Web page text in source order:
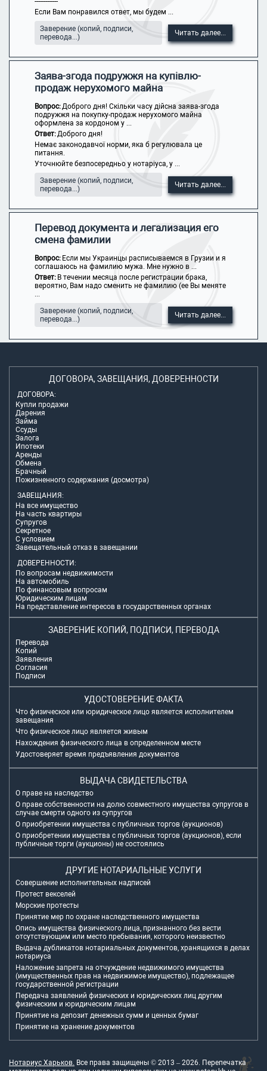
Если Вам понравился ответ, мы будем ...
Заверение (копий, подписи,
перевода...)
Читать далее...
Заява-згода подружжя на купівлю-
продаж нерухомого майна
Вопрос:Доброго дня! Скільки часу дійсна заява-згода
подружжя на покупку-продаж нерухомого майна
оформлена за кордоном у ...
Ответ:Доброго дня!
Немає законодавчої норми, яка б регулювала це
питання.
Уточнюйте безпосередньо у нотаріуса, у ...
Заверение (копий, подписи,
перевода...)
Читать далее...
Перевод документа и легализация его
смена фамилии
Вопрос: Если мы Украинцы расписываемся в Грузии и я
соглашаюсь на фамилию мужа. Мне нужно в ...
Ответ: В течении месяца после регистрации брака,
вероятно, Вам надо сменить не фамилию (ее Вы меняте
...
Заверение (копий, подписи,
перевода...)
Читать далее...
ДОГОВОРА, ЗАВЕЩАНИЯ, ДОВЕРЕННОСТИ
ДОГОВОРА:
Купли продажи
Дарения
Займа
Ссуды
Залога
Ипотеки
Аренды
Обмена
Брачный
Пожизненного содержания (досмотра)
ЗАВЕЩАНИЯ:
На все имущество
На часть квартиры
Супругов
Секретное
С условием
Завещательный отказ в завещании
ДОВЕРЕННОСТИ:
По вопросам недвижимости
На автомобиль
По финансовым вопросам
Юридическим лицам
На представление интересов в государственных органах
ЗАВЕРЕНИЕ КОПИЙ, ПОДПИСИ, ПЕРЕВОДА
Перевода
Копий
Заявления
Согласия
Подписи
УДОСТОВЕРЕНИЕ ФАКТА
Что физическое или юридическое лицо является исполнителем
завещания
Что физическое лицо является живым
Нахождения физического лица в определенном месте
Удостоверяет время предъявления документов
ВЫДАЧА СВИДЕТЕЛЬСТВА
О праве на наследство
О праве собственности на долю совместного имущества супругов в
случае смерти одного из супругов
О приобретении имущества с публичных торгов (аукционов)
О приобретении имущества с публичных торгов (аукционов), если
публичные торги (аукционы) не состоялись
ДРУГИЕ НОТАРИАЛЬНЫЕ УСЛУГИ
Совершение исполнительных надписей
Протест векселей
Морские протесты
Принятие мер по охране наследственного имущества
Опись имущества физического лица, признанного без вести
отсутствующим или место пребывания, которого неизвестно
Выдача дубликатов нотариальных документов, хранящихся в делах
нотариуса
Наложение запрета на отчуждение недвижимого имущества
(имущественных прав на недвижимое имущество), подлежащее
государственной регистрации
Передача заявлений физических и юридических лиц другим
физическим и юридическим лицам
Принятие на депозит денежных сумм и ценных бумаг
Принятие на хранение документов
Нотариус Харьков. Все права защищены © 2013 – 2026. Перепечатка